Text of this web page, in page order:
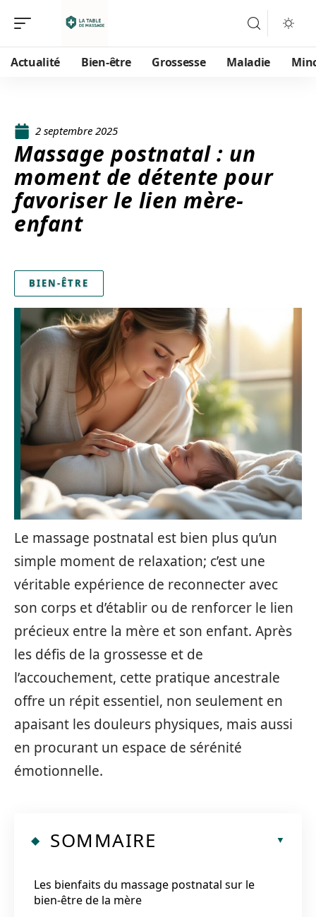
Actualité Bien-être Grossesse Maladie
2 septembre 2025
Massage postnatal : un
moment de détente pour
favoriser le lien mère-
enfant
BIEN-ÊTRE
Le massage postnatal est bien plus qu’un
simple moment de relaxation; c’est une
véritable expérience de reconnecter avec
son corps et d’établir ou de renforcer le lien
précieux entre la mère et son enfant. Après
les défis de la grossesse et de
l’accouchement, cette pratique ancestrale
offre un répit essentiel, non seulement en
apaisant les douleurs physiques, mais aussi
en procurant un espace de sérénité
émotionnelle.
SOMMAIRE
Les bienfaits du massage postnatal sur le
bien-être de la mère